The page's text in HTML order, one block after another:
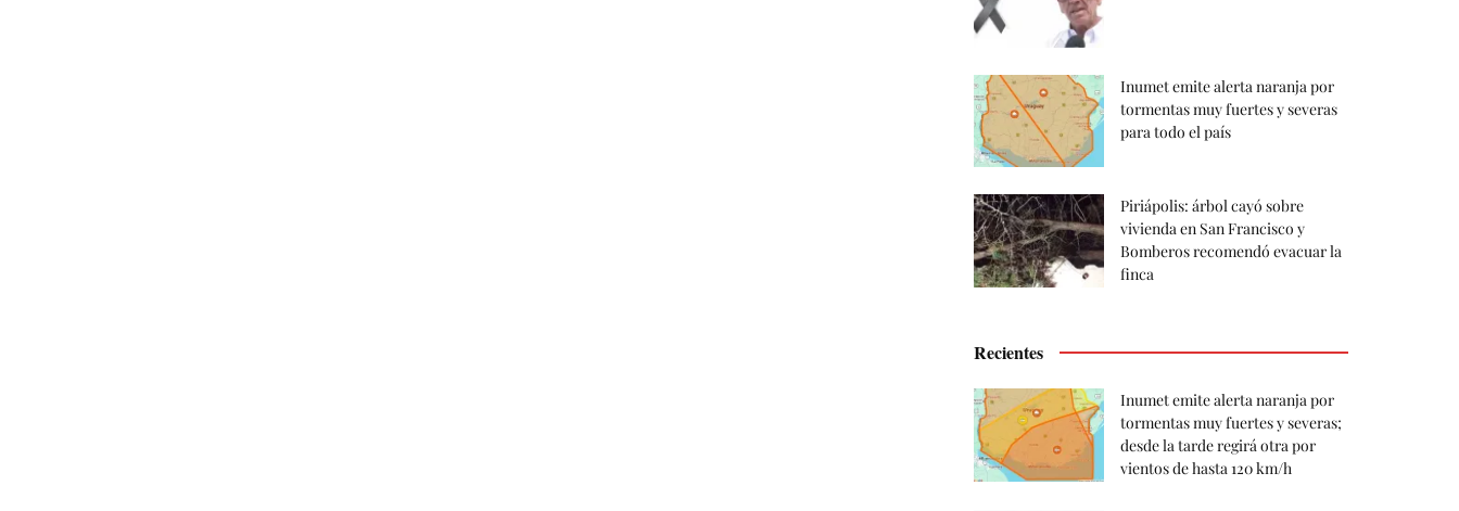
Inumet emite alerta naranja por
tormentas muy fuertes y severas
para todo el país
Piriápolis: árbol cayó sobre
vivienda en San Francisco y
Bomberos recomendó evacuar la
finca
Recientes
Inumet emite alerta naranja por
tormentas muy fuertes y severas;
desde la tarde regirá otra por
vientos de hasta 120 km/h